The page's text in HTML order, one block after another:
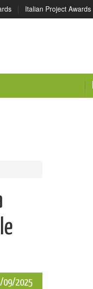
| Italian Project Awards
09/2025